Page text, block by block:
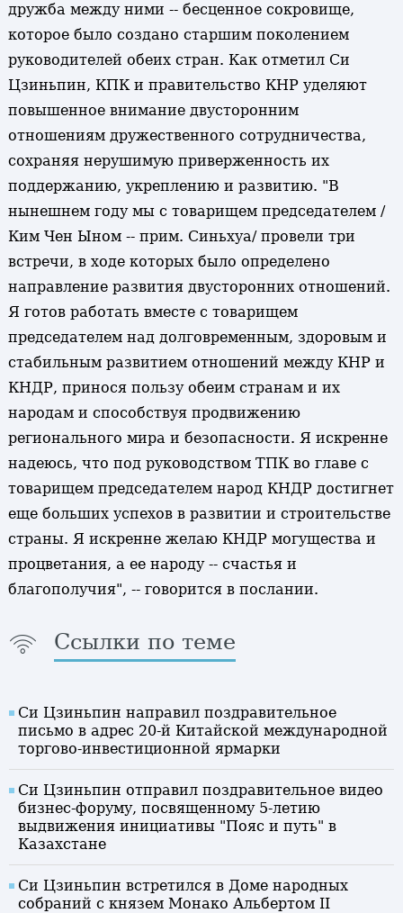
дружба между ними -- бесценное сокровище,
которое было создано старшим поколением
руководителей обеих стран. Как отметил Си
Цзиньпин, КПК и правительство КНР уделяют
повышенное внимание двусторонним
отношениям дружественного сотрудничества,
сохраняя нерушимую приверженность их
поддержанию, укреплению и развитию. "В
нынешнем году мы с товарищем председателем /
Ким Чен Ыном -- прим. Синьхуа/ провели три
встречи, в ходе которых было определено
направление развития двусторонних отношений.
Я готов работать вместе с товарищем
председателем над долговременным, здоровым и
стабильным развитием отношений между КНР и
КНДР, принося пользу обеим странам и их
народам и способствуя продвижению
регионального мира и безопасности. Я искренне
надеюсь, что под руководством ТПК во главе с
товарищем председателем народ КНДР достигнет
еще больших успехов в развитии и строительстве
страны. Я искренне желаю КНДР могущества и
процветания, а ее народу -- счастья и
благополучия", -- говорится в послании.
Ссылки по теме
Си Цзиньпин направил поздравительное
письмо в адрес 20-й Китайской международной
торгово-инвестиционной ярмарки
Си Цзиньпин отправил поздравительное видео
бизнес-форуму, посвященному 5-летию
выдвижения инициативы "Пояс и путь" в
Казахстане
Си Цзиньпин встретился в Доме народных
собраний с князем Монако Альбертом II